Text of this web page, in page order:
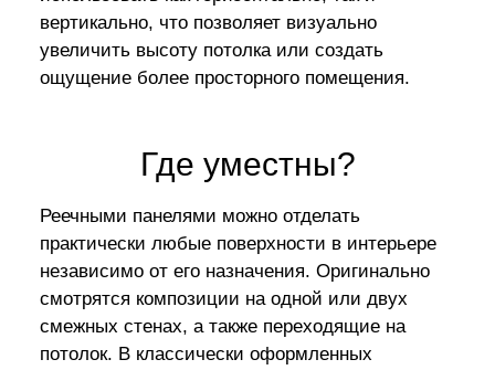
вертикально, что позволяет визуально
увеличить высоту потолка или создать
ощущение более просторного помещения.
Где уместны?
Реечными панелями можно отделать
практически любые поверхности в интерьере
независимо от его назначения. Оригинально
смотрятся композиции на одной или двух
смежных стенах, а также переходящие на
потолок. В классически оформленных